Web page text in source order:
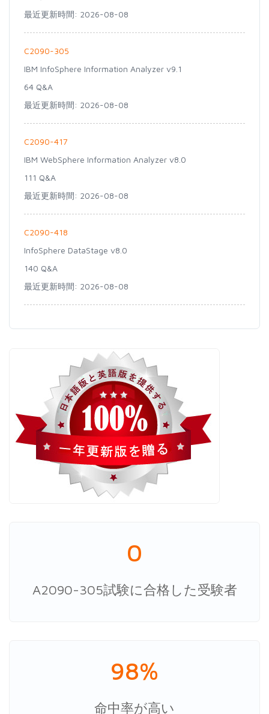
最近更新時間: 2026-08-08
C2090-305
IBM InfoSphere Information Analyzer v9.1
64 Q&A
最近更新時間: 2026-08-08
C2090-417
IBM WebSphere Information Analyzer v8.0
111 Q&A
最近更新時間: 2026-08-08
C2090-418
InfoSphere DataStage v8.0
140 Q&A
最近更新時間: 2026-08-08
0
A2090-305試験に合格した受験者
98%
命中率が高い